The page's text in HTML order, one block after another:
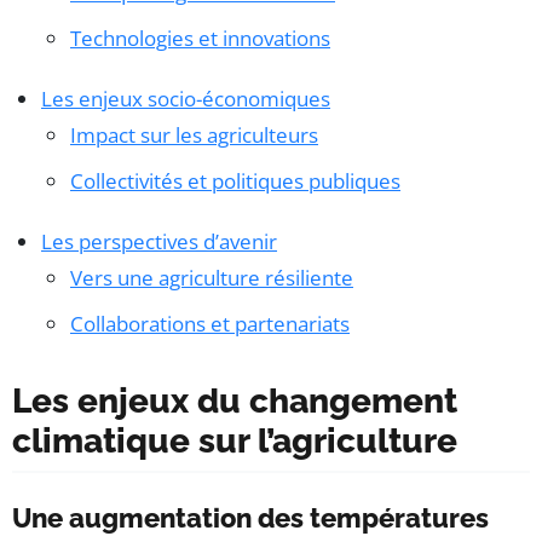
Technologies et innovations
Les enjeux socio-économiques
Impact sur les agriculteurs
Collectivités et politiques publiques
Les perspectives d’avenir
Vers une agriculture résiliente
Collaborations et partenariats
Les enjeux du changement
climatique sur l’agriculture
Une augmentation des températures